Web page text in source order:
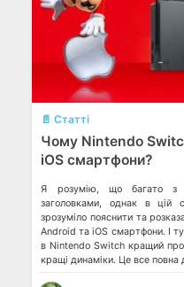
📄 Статті
Чому Nintendo
iOS смартфони?
Я розумію, що багато з
заголовками, однак в цій
зрозуміло пояснити та
Android та iOS смартфони. І
в Nintendo Switch кращий
кращі динаміки. Це все повна